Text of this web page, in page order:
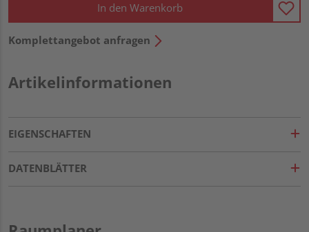
In den Warenkorb
Komplettangebot anfragen
Artikelinformationen
EIGENSCHAFTEN
DATENBLÄTTER